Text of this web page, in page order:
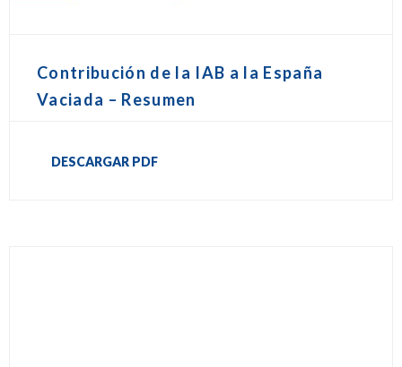
Contribución de la IAB a la España
Vaciada – Resumen
DESCARGAR PDF